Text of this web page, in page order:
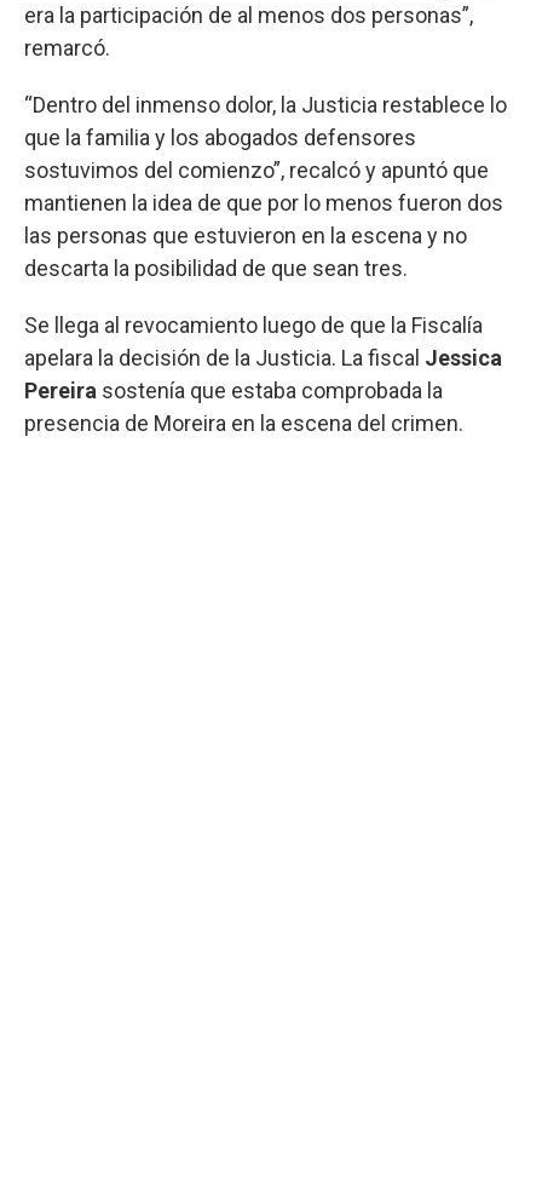
era la participación de al menos dos personas”,
remarcó.
“Dentro del inmenso dolor, la Justicia restablece lo
que la familia y los abogados defensores
sostuvimos del comienzo”, recalcó y apuntó que
mantienen la idea de que por lo menos fueron dos
las personas que estuvieron en la escena y no
descarta la posibilidad de que sean tres.
Se llega al revocamiento luego de que la Fiscalía
apelara la decisión de la Justicia. La fiscal Jessica
Pereira sostenía que estaba comprobada la
presencia de Moreira en la escena del crimen.